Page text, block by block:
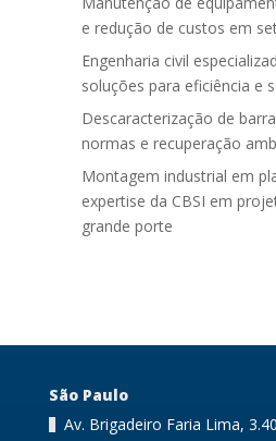
e redução de custos em
Engenharia civil
soluções para eficiência e
Descaracterização de
normas e recuperação
Montagem industrial em
expertise da CBSI em
grande porte
São Paulo
Av. Brigadeiro Faria Lima,